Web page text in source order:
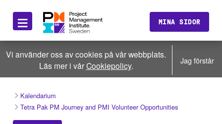
≡ MINA SIDOR
Vi använder oss av cookies på vår webbplats.
Läs mer i vårCookiepolicy. Jag förstår
Kalendarium
Tetra Pak PM Journey and PMI Volunteer Opportunities